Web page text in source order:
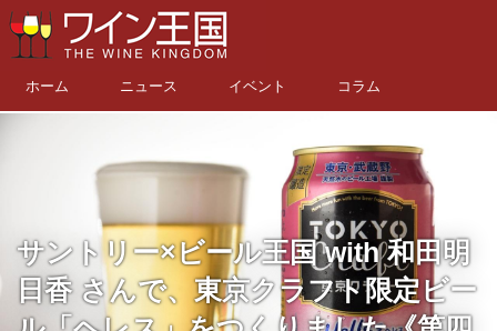
ホーム ニュース イベント コラム
サントリー×ビール王国 with 和田明
日香 さんで、東京クラフト限定ビー